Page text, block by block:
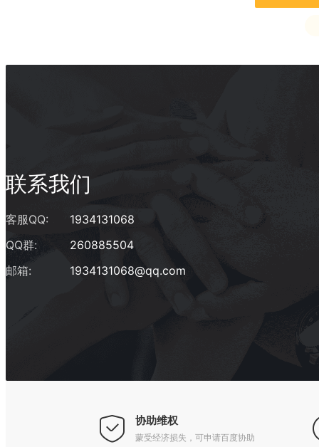
联系我们
客服QQ:
1934131068
QQ群:
260885504
邮箱:
1934131068@qq.com
协助维权
蒙受经济损失，可申请百度协助